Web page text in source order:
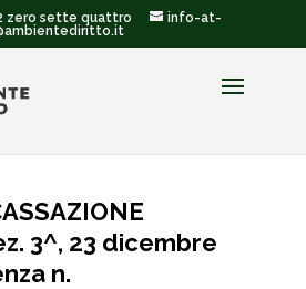
zero sette quattro
info-at-
3^, 23 dicembre
n.